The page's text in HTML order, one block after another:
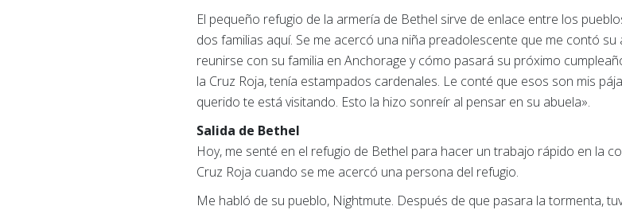
El pequeño refugio de la armería de Bethel sirve de enlace entre los
dos familias aquí. Se me acercó una niña preadolescente que me contó
reunirse con su familia en Anchorage y cómo pasará su próximo
la Cruz Roja, tenía estampados cardenales. Le conté que esos son mis
querido te está visitando. Esto la hizo sonreír al pensar en su abuela».
Salida de Bethel
Hoy, me senté en el refugio de Bethel para hacer un trabajo rápido en la
Cruz Roja cuando se me acercó una persona del refugio.
Me habló de su pueblo, Nightmute. Después de que pasara la tormenta,